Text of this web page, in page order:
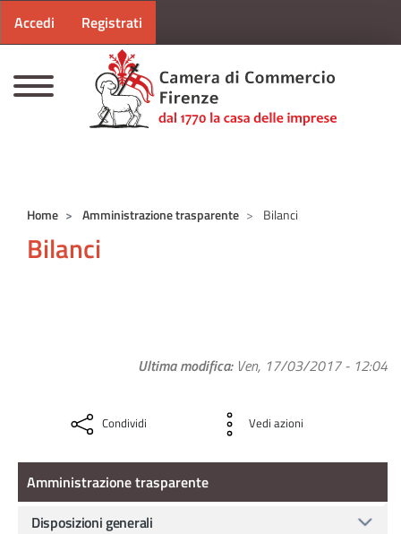
Menu profilo utente
Accedi Registrati
Home Amministrazione trasparente Bilanci
Bilanci
Ultima modifica Ven, 17/03/2017 - 12:04
Condividi Vedi azioni
Amministrazione Trasparente
Amministrazione trasparente
Disposizioni generali